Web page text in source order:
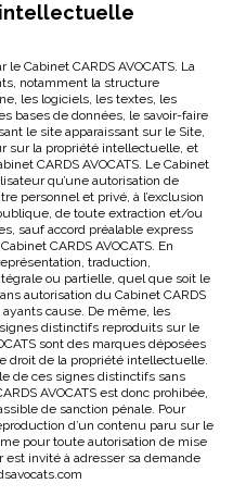
Cabinet CARDS AVOCATS. La
notamment la structure
les logiciels, les textes, les
bases de données, le savoir-faire
le site apparaissant sur le Site,
sur la propriété intellectuelle, et
CARDS AVOCATS. Le Cabinet
qu’une autorisation de
personnel et privé, à l’exclusion
de toute extraction et/ou
sauf accord préalable express
CARDS AVOCATS. En
traduction,
ou partielle, quel que soit le
autorisation du Cabinet CARDS
ayants cause. De même, les
distinctifs reproduits sur le
sont des marques déposées
droit de la propriété intellectuelle.
de ces signes distinctifs sans
AVOCATS est donc prohibée,
de sanction pénale. Pour
d’un contenu paru sur le
pour toute autorisation de mise
est invité à adresser sa demande